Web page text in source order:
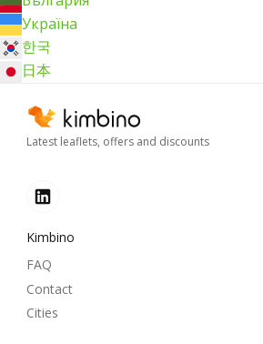
Україна
한국
日本
Latest leaflets, offers and discounts
Kimbino
FAQ
Contact
Cities